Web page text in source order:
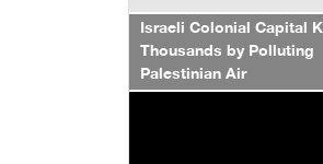
Israeli Colonial Capital
Thousands by Polluting
Palestinian Air